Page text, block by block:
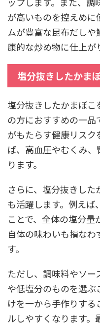
が高いものを控えめ
ムが豊富な昆布だし
康的な炒め物に仕上が
塩分抜きしたかま
塩分抜きしたかまぼ
の方におすすめの一品
がもたらす健康リスク
ば、高血圧やむくみ
ります。
さらに、塩分抜きし
も活躍します。例えば
ことで、全体の塩分量
自体の味わいも損な
す。
ただし、調味料やソ
や低塩分のものを選
けを一から手作りす
ルしやすくなります